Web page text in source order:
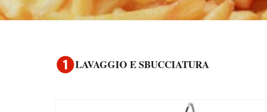
LAVAGGIO E SBUCCIATURA